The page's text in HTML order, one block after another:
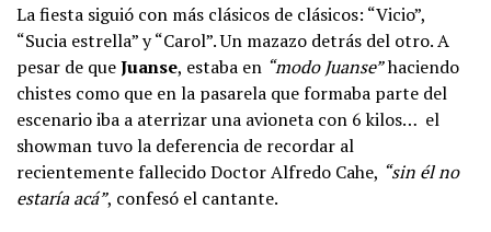
La fiesta siguió con más clásicos de clásicos: “Vicio”,
“Sucia estrella” y “Carol”. Un mazazo detrás del otro. A
pesar de queJuanse, estaba en “modo Juanse”haciendo
chistes como que en la pasarela que formaba parte del
escenario iba a aterrizar una avioneta con 6 kilos… el
showman tuvo la deferencia de recordar al
recientemente fallecido Doctor Alfredo Cahe, “sin él no
estaría acá”, confesó el cantante.